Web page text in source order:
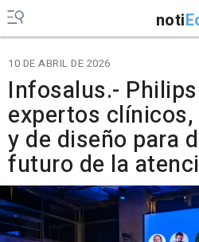
noti
10 DE ABRIL DE 2026
Infosalus.-
expertos
y de diseño para
futuro de la